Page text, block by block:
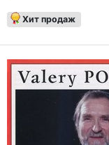
Хит продаж